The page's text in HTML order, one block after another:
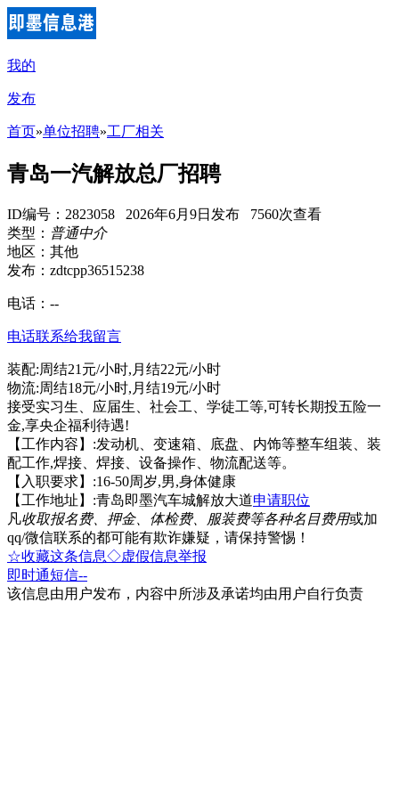
我的
发布
首页»单位招聘»工厂相关
青岛一汽解放总厂招聘
ID编号：2823058 2026年6月9日发布 7560次查看
类型： 普通中介
地区：其他
发布：zdtcpp36515238
电话： --
电话联系给我留言
装配:周结21元/小时,月结22元/小时
物流:周结18元/小时,月结19元/小时
接受实习生、应届生、社会工、学徒工等,可转长期投五险一
金,享央企福利待遇!
【工作内容】:发动机、变速箱、底盘、内饰等整车组装、装
配工作,焊接、焊接、设备操作、物流配送等。
【入职要求】:16-50周岁,男,身体健康
【工作地址】:青岛即墨汽车城解放大道申请职位
凡收取报名费、押金、体检费、服装费等各种名目费用或加
qq/微信联系的都可能有欺诈嫌疑，请保持警惕！
☆收藏这条信息◇虚假信息举报
即时通短信--
该信息由用户发布，内容中所涉及承诺均由用户自行负责